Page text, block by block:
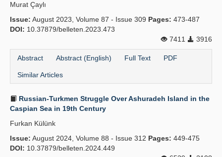
Murat Çaylı
Issue: August 2023, Volume 87 - Issue 309 Pages: 473-487
DOI: 10.37879/belleten.2023.473
7411
3916
Abstract Abstract (English) Full Text PDF
Similar Articles
Russian-Turkmen Struggle Over Ashuradeh Island in the
Caspian Sea in 19th Century
Furkan Külünk
Issue: August 2024, Volume 88 - Issue 312 Pages: 449-475
DOI: 10.37879/belleten.2024.449